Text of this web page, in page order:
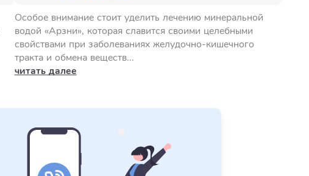
Особое внимание стоит уделить лечению минеральной
водой «Арзни», которая славится своими целебными
свойствами при заболеваниях желудочно-кишечного
тракта и обмена веществ...
читать далее